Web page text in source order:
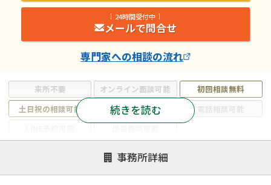
来所不要 オンライン面談可能
初回相談無料
土日祝の相談可能
19時以降電話可能
電話相談可能
遺言書作成・遺言執行
相続放棄
相続登記
続きを読む
24時間受付中
メールで問合せ
専門家への相談の流れ
事務所詳細